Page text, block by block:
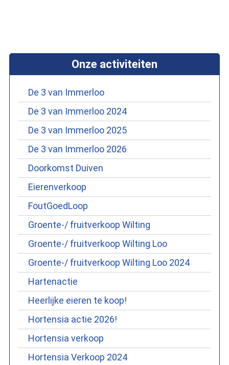
Onze activiteiten
De 3 van Immerloo
De 3 van Immerloo 2024
De 3 van Immerloo 2025
De 3 van Immerloo 2026
Doorkomst Duiven
Eierenverkoop
FoutGoedLoop
Groente-/ fruitverkoop Wilting
Groente-/ fruitverkoop Wilting Loo
Groente-/ fruitverkoop Wilting Loo 2024
Hartenactie
Heerlijke eieren te koop!
Hortensia actie 2026!
Hortensia verkoop
Hortensia Verkoop 2024